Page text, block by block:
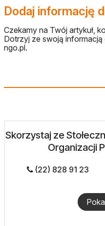
Dodaj informację
Czekamy na Twój artykuł,
Dotrzyj ze swoją
ngo.pl.
Skorzystaj ze
Organizacji
(22) 828 91 23